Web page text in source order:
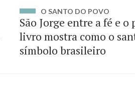
O SANTO DO POVO
São Jorge entre a fé e o
livro mostra como o
símbolo brasileiro